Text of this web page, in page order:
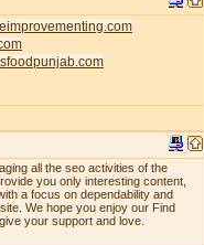
all the seo activities of the
you only interesting content,
a focus on dependability and
We hope you enjoy our Find
your support and love.